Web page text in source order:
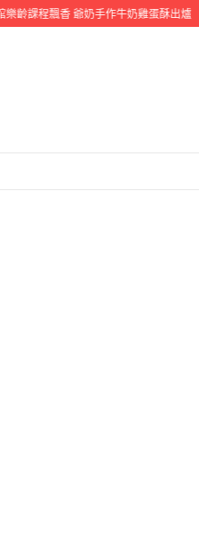
齡課程飄香 爺奶手作牛奶雞蛋酥出爐